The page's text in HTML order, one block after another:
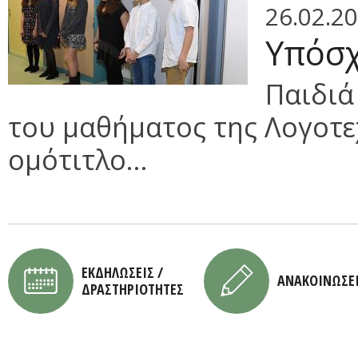
του μαθήματος της
ομότιτλο...
ΕΚΔΗΛΩΣΕΙΣ /
ΔΡΑΣΤΗΡΙΟΤΗΤΕΣ